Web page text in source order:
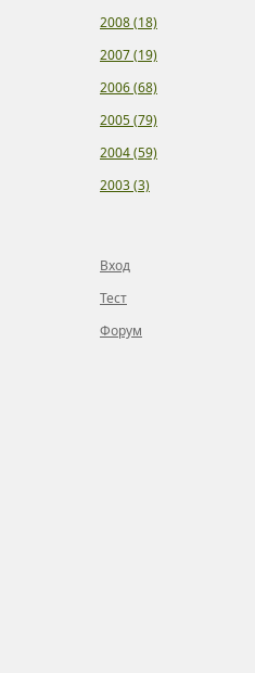
2008 (18)
2007 (19)
2006 (68)
2005 (79)
2004 (59)
2003 (3)
Вход
Тест
Форум